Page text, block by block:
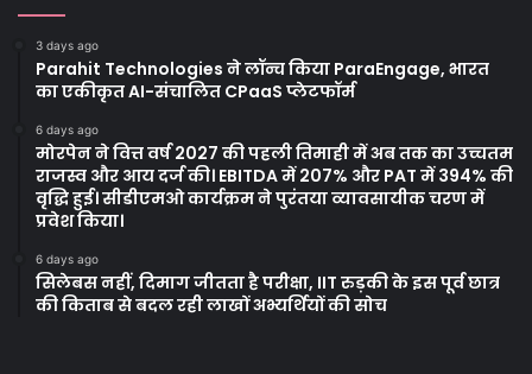
3 days ago
Parahit Technologies ने लॉन्च किया ParaEngage, भारत
का एकीकृत AI-संचालित CPaaS प्लेटफॉर्म
6 days ago
मोरपेन ने वित्त वर्ष 2027 की पहली तिमाही में अब तक का उच्चतम
राजस्व और आय दर्ज की। EBITDA में 207% और PAT में 394% की
वृद्धि हुई। सीडीएमओ कार्यक्रम ने पुरंतया व्यावसायीक चरण में
प्रवेश किया।
6 days ago
सिलेबस नहीं, दिमाग जीतता है परीक्षा, IIT रुड़की के इस पूर्व छात्र
की किताब से बदल रही लाखों अभ्यर्थियों की सोच